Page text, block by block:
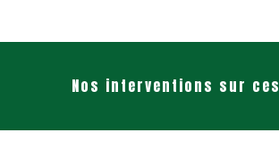
Nos interventions sur